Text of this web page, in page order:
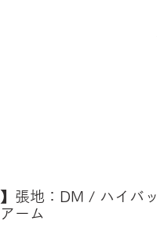
張地：DM / ハイバッ
ーム